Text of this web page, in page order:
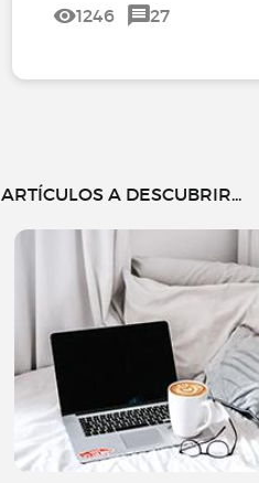
1246 27
ARTÍCULOS A DESCUBRIR...